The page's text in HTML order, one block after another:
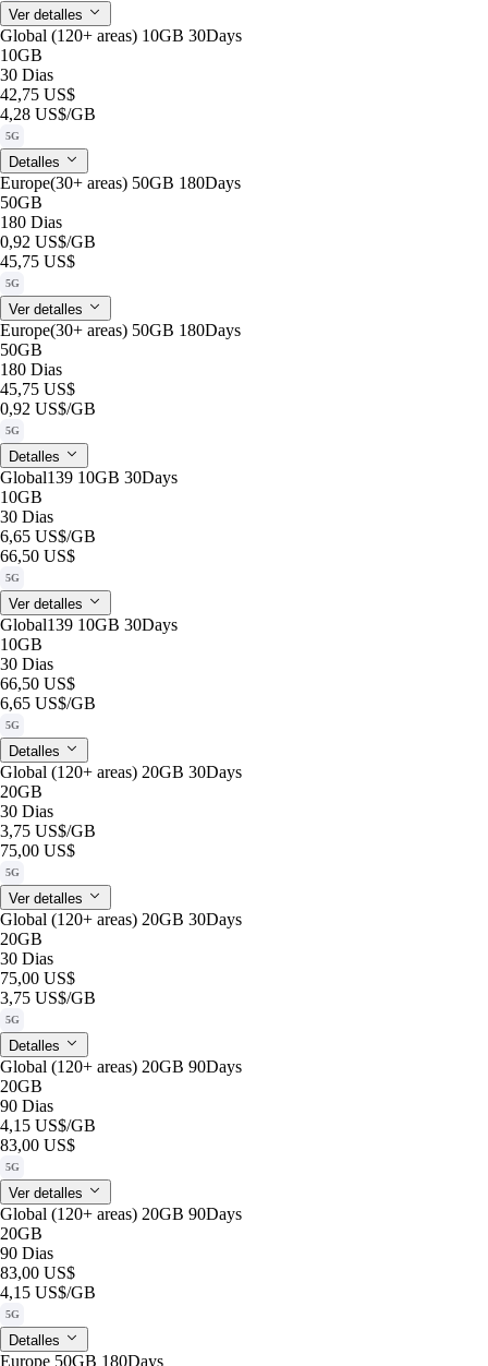
Ver detalles
Global (120+ areas) 10GB 30Days
10GB
30 Dias
42,75 US$
4,28 US$/GB
5G
Detalles
Europe(30+ areas) 50GB 180Days
50GB
180 Dias
0,92 US$/GB
45,75 US$
5G
Ver detalles
Europe(30+ areas) 50GB 180Days
50GB
180 Dias
45,75 US$
0,92 US$/GB
5G
Detalles
Global139 10GB 30Days
10GB
30 Dias
6,65 US$/GB
66,50 US$
5G
Ver detalles
Global139 10GB 30Days
10GB
30 Dias
66,50 US$
6,65 US$/GB
5G
Detalles
Global (120+ areas) 20GB 30Days
20GB
30 Dias
3,75 US$/GB
75,00 US$
5G
Ver detalles
Global (120+ areas) 20GB 30Days
20GB
30 Dias
75,00 US$
3,75 US$/GB
5G
Detalles
Global (120+ areas) 20GB 90Days
20GB
90 Dias
4,15 US$/GB
83,00 US$
5G
Ver detalles
Global (120+ areas) 20GB 90Days
20GB
90 Dias
83,00 US$
4,15 US$/GB
5G
Detalles
Europe 50GB 180Days